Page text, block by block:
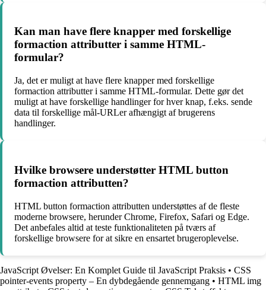
Kan man have flere knapper med forskellige
formaction attributter i samme HTML-
formular?
Ja, det er muligt at have flere knapper med forskellige
formaction attributter i samme HTML-formular. Dette gør det
muligt at have forskellige handlinger for hver knap, f.eks. sende
data til forskellige mål-URLer afhængigt af brugerens
handlinger.
Hvilke browsere understøtter HTML button
formaction attributten?
HTML button formaction attributten understøttes af de fleste
moderne browsere, herunder Chrome, Firefox, Safari og Edge.
Det anbefales altid at teste funktionaliteten på tværs af
forskellige browsere for at sikre en ensartet brugeroplevelse.
JavaScript Øvelser: En Komplet Guide til JavaScript Praksis • CSS
pointer-events property – En dybdegående gennemgang • HTML img